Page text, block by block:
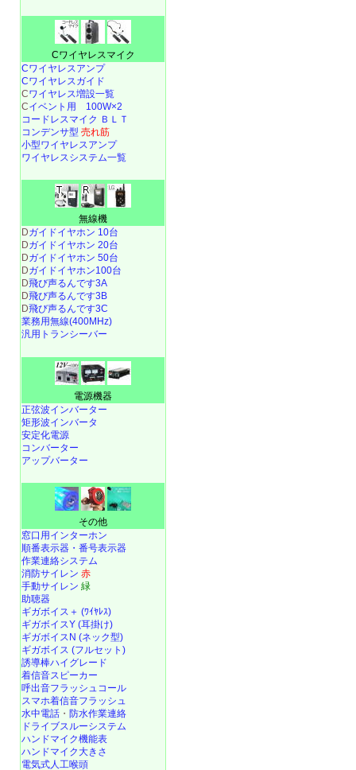
Cワイヤレスマイク
Cワイヤレスアンプ
Cワイヤレスガイド
Cワイヤレス増設一覧
Cイベント用 100W×2
コードレスマイク ＢＬＴ
コンデンサ型 売れ筋
小型ワイヤレスアンプ
ワイヤレスシステム一覧
無線機
Dガイドイヤホン 10台
Dガイドイヤホン 20台
Dガイドイヤホン 50台
Dガイドイヤホン100台
D飛び声るんです3A
D飛び声るんです3B
D飛び声るんです3C
業務用無線(400MHz)
汎用トランシーバー
電源機器
正弦波インバーター
矩形波インバータ
安定化電源
コンバーター
アップバーター
その他
窓口用インターホン
順番表示器・番号表示器
作業連絡システム
消防サイレン 赤
手動サイレン 緑
助聴器
ギガボイス＋ (ﾜｲﾔﾚｽ)
ギガボイスY (耳掛け)
ギガボイスN (ネック型)
ギガボイス (フルセット)
誘導棒ハイグレード
着信音スピーカー
呼出音フラッシュコール
スマホ着信音フラッシュ
水中電話 ・ 防水作業連絡
ドライブスルーシステム
ハンドマイク機能表
ハンドマイク大きさ
電気式人工喉頭